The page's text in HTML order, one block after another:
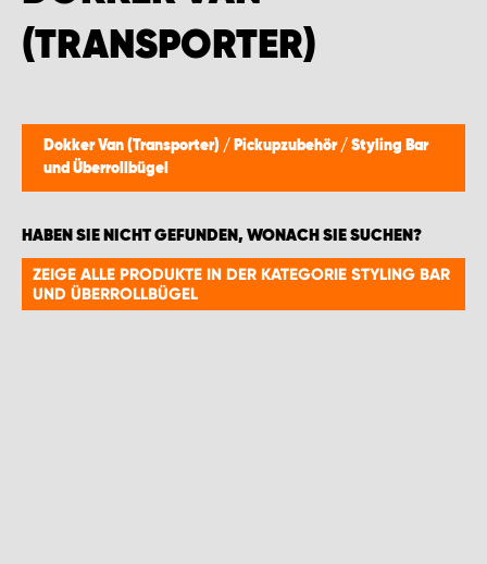
(TRANSPORTER)
Dokker Van (Transporter) / Pickupzubehör / Styling Bar
und Überrollbügel
HABEN SIE NICHT GEFUNDEN, WONACH SIE SUCHEN?
ZEIGE ALLE PRODUKTE IN DER KATEGORIE STYLING BAR
UND ÜBERROLLBÜGEL
WORK SYSTEM GERA
WORK SYSTEM LEIPZIG/HALLE
WORK SYSTEM LUDWIGSHAFEN
WORK SYSTEM MÜNCHEN